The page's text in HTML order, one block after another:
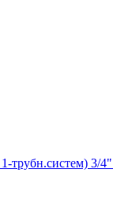
трубн.систем) 3/